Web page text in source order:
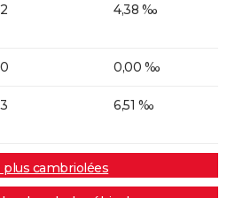
2 4,38 ‰
0 0,00 ‰
3 6,51 ‰
plus cambriolées